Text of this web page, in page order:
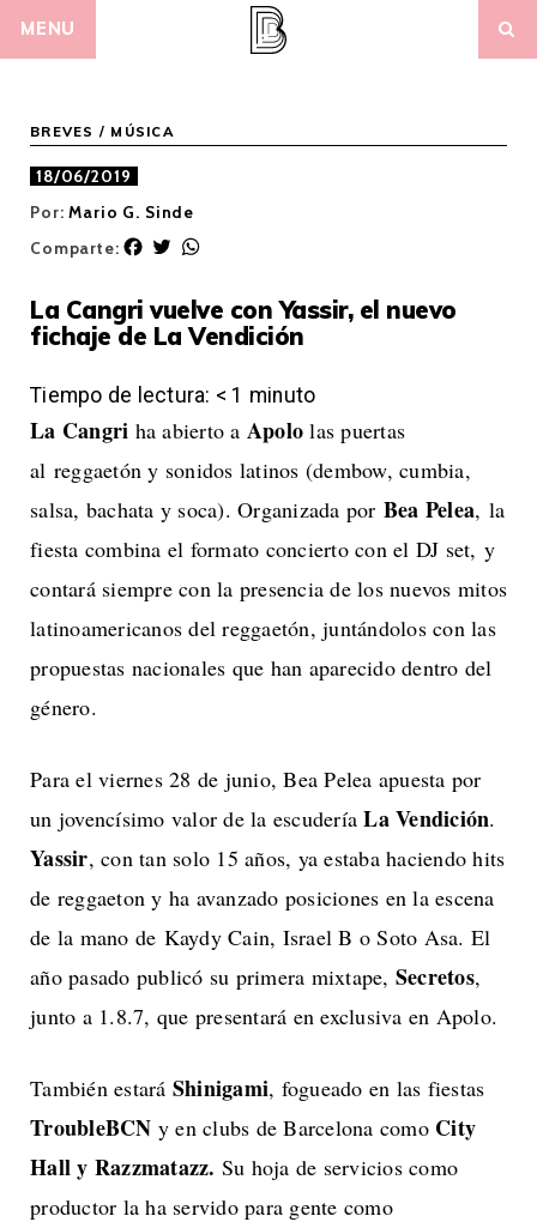
MENU
BREVES / MÚSICA
18/06/2019
Por:Mario G. Sinde
Comparte:
F
e
b
o
T
t
t
r
t
s
p
La Cangri vuelve con Yassir, el nuevo
fichaje de La Vendición
Tiempo de lectura: < 1 minuto
La Cangri ha abierto a Apolo las puertas
al reggaetón y sonidos latinos (dembow, cumbia,
salsa, bachata y soca). Organizada por Bea Pelea, la
fiesta combina el formato concierto con el DJ set, y
contará siempre con la presencia de los nuevos mitos
latinoamericanos del reggaetón, juntándolos con las
propuestas nacionales que han aparecido dentro del
género.
Para el viernes 28 de junio, Bea Pelea apuesta por
un jovencísimo valor de la escuderíaLa Vendición.
Yassir, con tan solo 15 años, ya estaba haciendo hits
de reggaeton y ha avanzado posiciones en la escena
de la mano de Kaydy Cain, Israel B o Soto Asa. El
año pasado publicó su primera mixtape, Secretos,
junto a 1.8.7, que presentará en exclusiva en Apolo.
También estará Shinigami, fogueado en las fiestas
TroubleBCN y en clubs de Barcelona como City
Hall y Razzmatazz. Su hoja de servicios como
productor la ha servido para gente como